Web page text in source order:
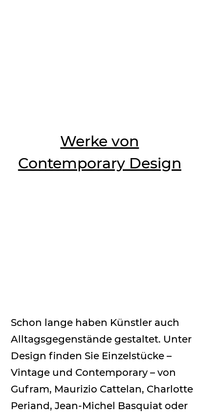
Werke von
Contemporary Design
Schon lange haben Künstler auch
Alltagsgegenstände gestaltet. Unter
Design finden Sie Einzelstücke –
Vintage und Contemporary – von
Gufram, Maurizio Cattelan, Charlotte
Periand, Jean-Michel Basquiat oder